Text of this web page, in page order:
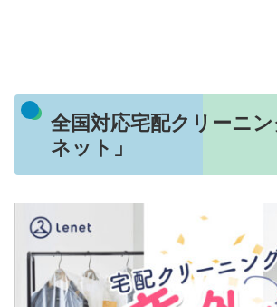
全国対応宅配クリーニン
ネット」